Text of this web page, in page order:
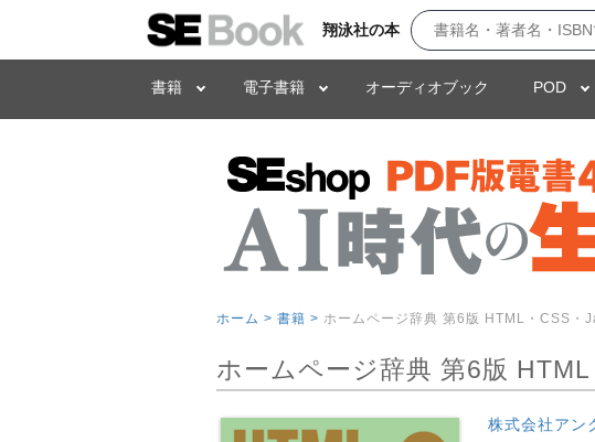
翔泳社の本
書籍 電子書籍 オーディオブック POD
ホーム > 書籍 > ホームページ辞典 第6版 HTML・CSS・
ホームページ辞典 第6版
株式会社アン